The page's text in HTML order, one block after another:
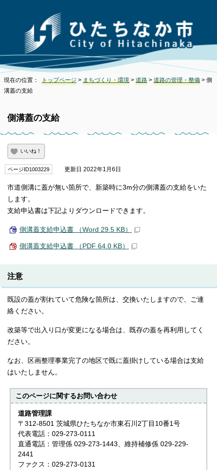
現在の位置： トップページ > まちづくり・環境 > 道路 > 道路の管理・整備 > 側
溝蓋の支給
側溝蓋の支給
いいね！
ページID1003229 更新日 2022年1月6日
市道側溝に蓋が無い箇所で、新築時に3m分の側溝蓋の支給をいた
します。
支給申込書は下記よりダウンロードできます。
側溝蓋支給申込書 （Word 29.5 KB）
側溝蓋支給申込書 （PDF 64.0 KB）
注意
既設の蓋が割れていて危険な箇所は、交換いたしますので、ご連
絡ください。
改築等で出入り口が変更になる場合は、既存の蓋を再利用してく
ださい。
なお、区画整理事業完了の地区で既に蓋掛けしている場合は支給
はいたしません。
このページに関するお問い合わせ
道路管理課
〒312-8501 茨城県ひたちなか市東石川2丁目10番1号
代表電話：029-273-0111
直通電話：管理係 029-273-1443、維持補修係 029-229-
2441
ファクス：029-273-0131